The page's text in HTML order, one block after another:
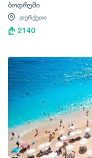
ბოდრუმი
თურქეთი
2140